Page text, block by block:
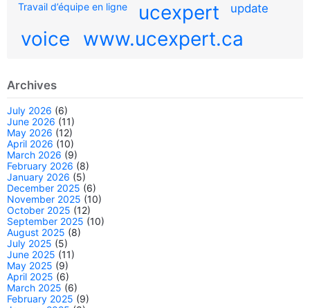
Travail d’équipe en ligne ucexpert update
voice www.ucexpert.ca
Archives
July 2026 (6)
June 2026 (11)
May 2026 (12)
April 2026 (10)
March 2026 (9)
February 2026 (8)
January 2026 (5)
December 2025 (6)
November 2025 (10)
October 2025 (12)
September 2025 (10)
August 2025 (8)
July 2025 (5)
June 2025 (11)
May 2025 (9)
April 2025 (6)
March 2025 (6)
February 2025 (9)